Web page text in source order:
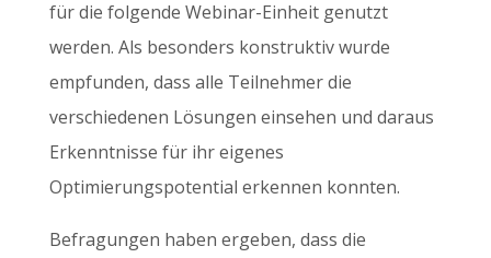
für die folgende Webinar-Einheit genutzt
werden. Als besonders konstruktiv wurde
empfunden, dass alle Teilnehmer die
verschiedenen Lösungen einsehen und daraus
Erkenntnisse für ihr eigenes
Optimierungspotential erkennen konnten.
Befragungen haben ergeben, dass die